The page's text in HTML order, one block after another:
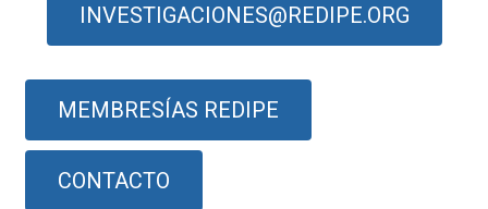
INVESTIGACIONES@REDIPE.ORG
MEMBRESÍAS REDIPE
CONTACTO